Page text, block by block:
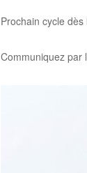
Prochain cycle
Communiquez par